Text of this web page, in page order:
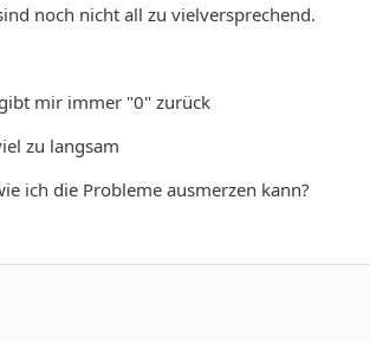
noch nicht all zu vielversprechend.
mir immer "0" zurück
zu langsam
ich die Probleme ausmerzen kann?